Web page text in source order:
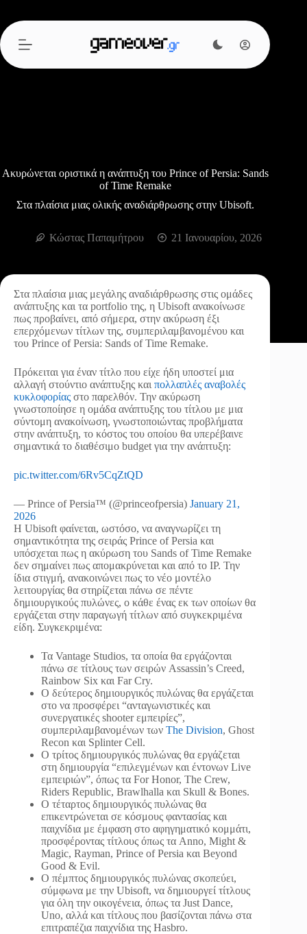
περιεχόμενο
Ακυρώνεται οριστικά η ανάπτυξη του Prince of Persia: Sands
of Time Remake
Στα πλαίσια μιας ολικής αναδιάρθρωσης στην Ubisoft.
Κώστας Παπαμήτρου 21 Ιανουαρίου, 2026
Στα πλαίσια μιας μεγάλης αναδιάρθρωσης στις ομάδες
ανάπτυξης και τα portfolio της, η Ubisoft ανακοίνωσε
πως προβαίνει, από σήμερα, στην ακύρωση έξι
επερχόμενων τίτλων της, συμπεριλαμβανομένου και
του Prince of Persia: Sands of Time Remake.
Πρόκειται για έναν τίτλο που είχε ήδη υποστεί μια
αλλαγή στούντιο ανάπτυξης και πολλαπλές αναβολές
κυκλοφορίας στο παρελθόν. Την ακύρωση
γνωστοποίησε η ομάδα ανάπτυξης του τίτλου με μια
σύντομη ανακοίνωση, γνωστοποιώντας προβλήματα
στην ανάπτυξη, το κόστος του οποίου θα υπερέβαινε
σημαντικά το διαθέσιμο budget για την ανάπτυξη:
pic.twitter.com/6Rv5CqZtQD
— Prince of Persia™ (@princeofpersia) January 21,
2026
Η Ubisoft φαίνεται, ωστόσο, να αναγνωρίζει τη
σημαντικότητα της σειράς Prince of Persia και
υπόσχεται πως η ακύρωση του Sands of Time Remake
δεν σημαίνει πως απομακρύνεται και από το IP. Την
ίδια στιγμή, ανακοινώνει πως το νέο μοντέλο
λειτουργίας θα στηρίζεται πάνω σε πέντε
δημιουργικούς πυλώνες, ο κάθε ένας εκ των οποίων θα
εργάζεται στην παραγωγή τίτλων από συγκεκριμένα
είδη. Συγκεκριμένα:
Τα Vantage Studios, τα οποία θα εργάζονται
πάνω σε τίτλους των σειρών Assassin’s Creed,
Rainbow Six και Far Cry.
Ο δεύτερος δημιουργικός πυλώνας θα εργάζεται
στο να προσφέρει “ανταγωνιστικές και
συνεργατικές shooter εμπειρίες”,
συμπεριλαμβανομένων των The Division, Ghost
Recon και Splinter Cell.
Ο τρίτος δημιουργικός πυλώνας θα εργάζεται
στη δημιουργία “επιλεγμένων και έντονων Live
εμπειριών”, όπως τα For Honor, The Crew,
Riders Republic, Brawlhalla και Skull & Bones.
Ο τέταρτος δημιουργικός πυλώνας θα
επικεντρώνεται σε κόσμους φαντασίας και
παιχνίδια με έμφαση στο αφηγηματικό κομμάτι,
προσφέροντας τίτλους όπως τα Anno, Might &
Magic, Rayman, Prince of Persia και Beyond
Good & Evil.
Ο πέμπτος δημιουργικός πυλώνας σκοπεύει,
σύμφωνα με την Ubisoft, να δημιουργεί τίτλους
για όλη την οικογένεια, όπως τα Just Dance,
Uno, αλλά και τίτλους που βασίζονται πάνω στα
επιτραπέζια παιχνίδια της Hasbro.